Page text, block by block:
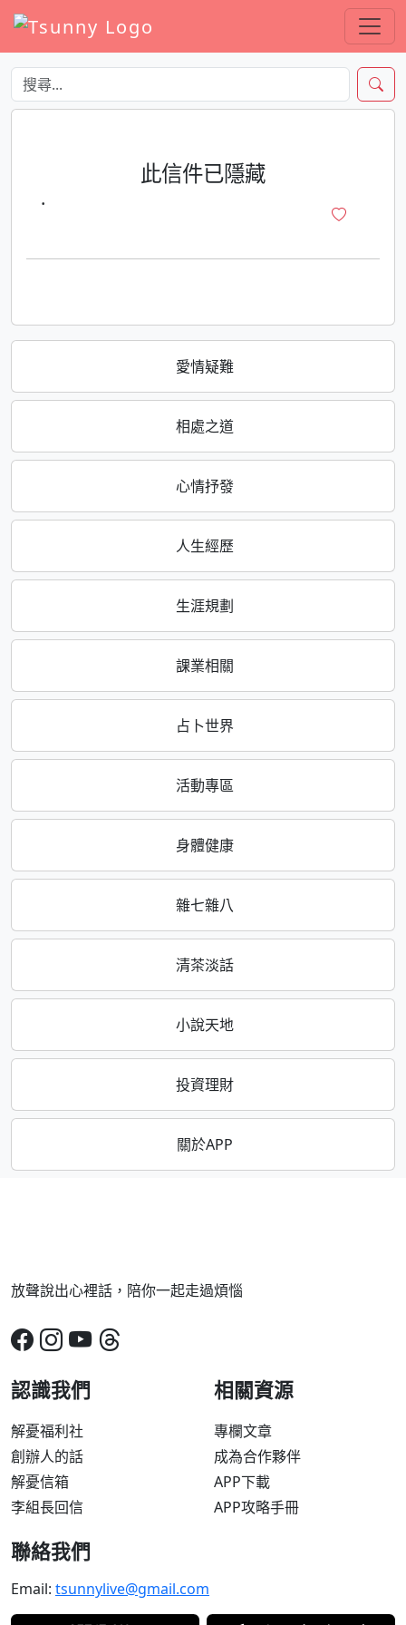
愛情疑難
相處之道
心情抒發
人生經歷
生涯規劃
課業相關
占卜世界
活動專區
身體健康
雜七雜八
清茶淡話
小說天地
投資理財
關於APP
此信件已隱藏
·
放聲說出心裡話，陪你一起走過煩惱
認識我們
解憂福利社
創辦人的話
解憂信箱
李組長回信
相關資源
專欄文章
成為合作夥伴
APP下載
APP攻略手冊
聯絡我們
Email: tsunnylive@gmail.com